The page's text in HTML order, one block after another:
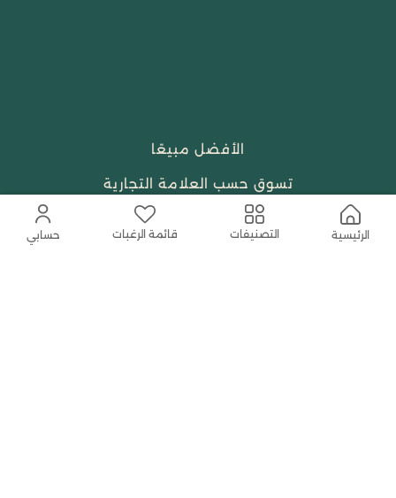
الرئيسية التصنيفات قائمة الرغبات حسابي
الأفضل مبيعًا
تسوق حسب العلامة التجارية
الجمال والعطور